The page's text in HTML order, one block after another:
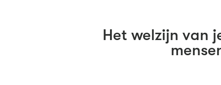
Het welzijn van